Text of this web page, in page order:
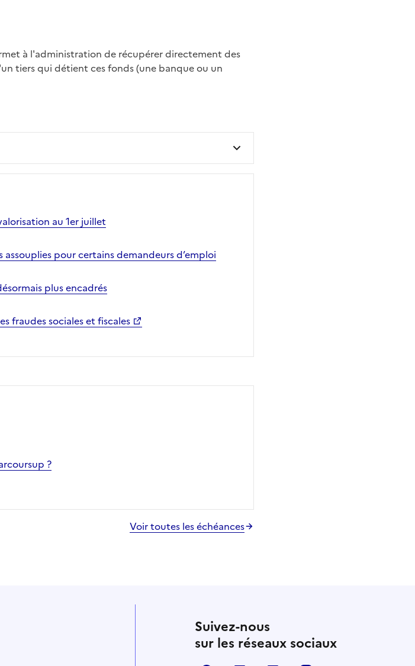
tiers qui détient ces fonds (une banque ou un
au 1er juillet
pour certains demandeurs d’emploi
plus encadrés
fraudes sociales et fiscales
?
Voir toutes les échéances
Suivez-nous
sur les réseaux sociaux